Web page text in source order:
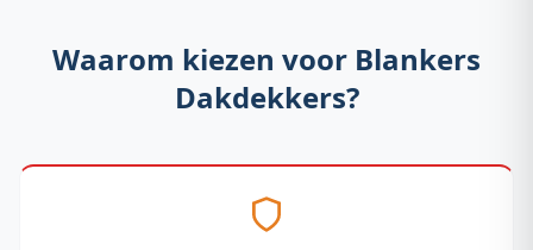
Waarom kiezen voor Blankers
Dakdekkers?